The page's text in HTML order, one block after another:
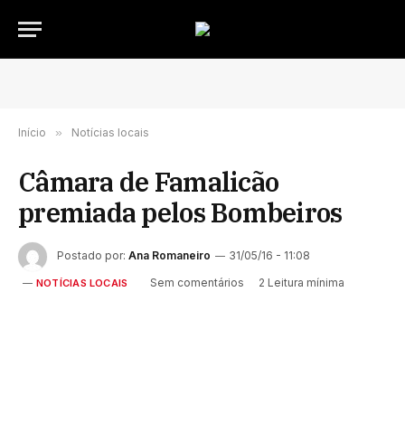
Início » Notícias locais
Câmara de Famalicão
premiada pelos Bombeiros
Postado por: Ana Romaneiro 31/05/16 - 11:08
NOTÍCIAS LOCAIS Sem comentários 2 Leitura mínima